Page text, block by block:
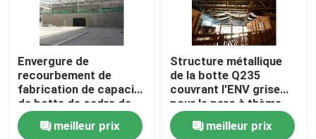
Envergure de
recourbement de
fabrication de capacité
de botte de cadre de
l'espace la grande
bottelle blanc
meilleur prix
Structure métallique
de la botte Q235
couvrant l'ENV grise
pour le parc à thème
d'intérieur de l'eau
meilleur prix